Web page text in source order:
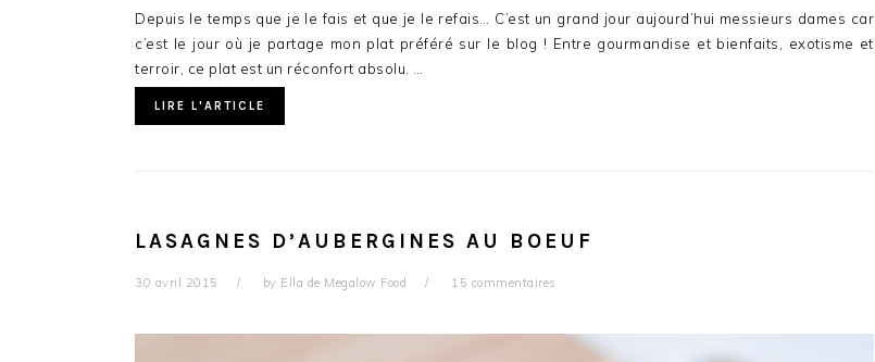
Depuis le temps que je le fais et que je le refais… C’est un grand jour aujourd’hui messieurs dames car
c’est le jour où je partage mon plat préféré sur le blog ! Entre gourmandise et bienfaits, exotisme et
terroir, ce plat est un réconfort absolu. …
LIRE L'ARTICLE
LASAGNES D’AUBERGINES AU BOEUF
30 avril 2015 by Ella de Megalow Food 15 commentaires